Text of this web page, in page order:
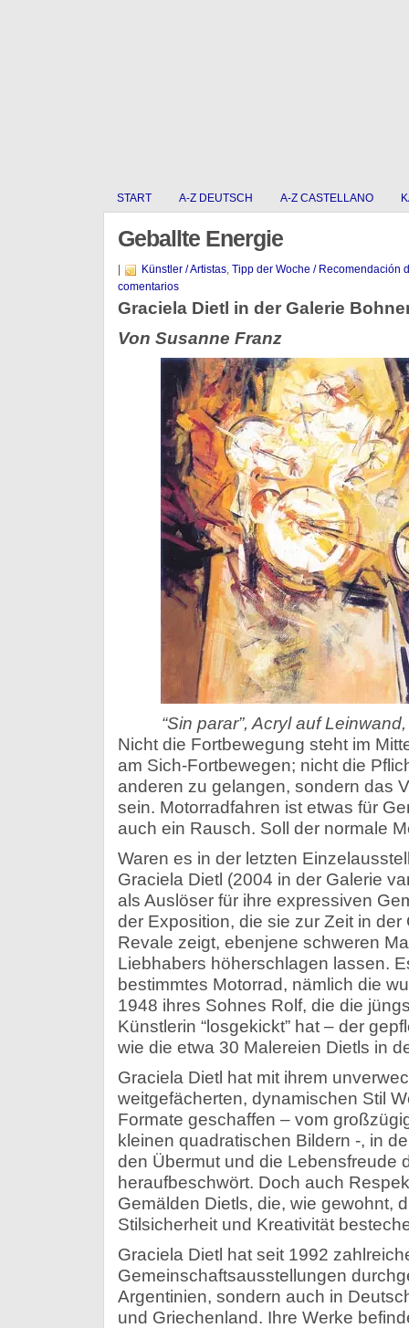
START A-Z DEUTSCH A-Z CASTELLANO
Geballte Energie
Künstler / Artistas, Tipp der Woche / Recomendación
comentarios
Graciela Dietl in der Galerie
Von Susanne Franz
“Sin parar”, Acryl auf
Nicht die Fortbewegung steht im
am Sich-Fortbewegen; nicht die
anderen zu gelangen, sondern das
sein. Motorradfahren ist etwas für
auch ein Rausch. Soll der normale
Waren es in der letzten
Graciela Dietl (2004 in der Galerie
als Auslöser für ihre expressiven
der Exposition, die sie zur Zeit in
Revale zeigt, ebenjene schweren
Liebhabers höherschlagen lassen.
bestimmtes Motorrad, nämlich die
1948 ihres Sohnes Rolf, die die
Künstlerin “losgekickt” hat – der
wie die etwa 30 Malereien Dietls in
Graciela Dietl hat mit ihrem
weitgefächerten, dynamischen Stil
Formate geschaffen – vom
kleinen quadratischen Bildern -, in
den Übermut und die Lebensfreude
heraufbeschwört. Doch auch
Gemälden Dietls, die, wie gewohnt,
Stilsicherheit und Kreativität
Graciela Dietl hat seit 1992
Gemeinschaftsausstellungen
Argentinien, sondern auch in
und Griechenland. Ihre Werke